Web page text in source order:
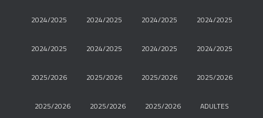
2024/2025 2024/2025 2024/2025 2024/2025
2024/2025 2024/2025 2024/2025 2024/2025
2025/2026 2025/2026 2025/2026 2025/2026
2025/2026 2025/2026 2025/2026 ADULTES